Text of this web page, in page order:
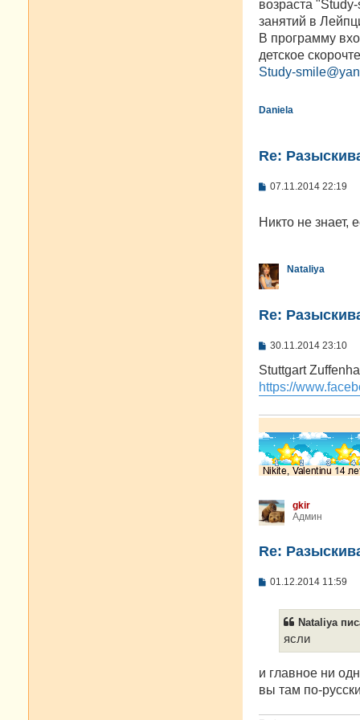
и
е
возраста
занятий в
В программу
детское
Study-
Daniela
Re:
С
б
и
е
07.11.2014 22:19
Никто не знает,
Nataliya
Re:
С
о
щ
н
е
30.11.2014 23:10
Stuttgart
https://
gkir
Админ
Re:
С
е
01.12.2014 11:59
Nataliya
ясли
и главное ни
вы там по-